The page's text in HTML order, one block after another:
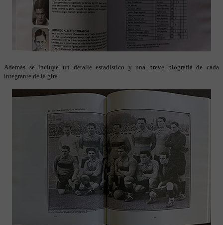
Además se incluye un detalle estadístico y una breve biografía de cada
integrante de la gira